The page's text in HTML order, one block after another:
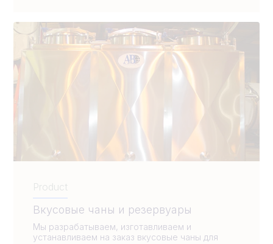
Product
Вкусовые чаны и резервуары
Мы разрабатываем, изготавливаем и
устанавливаем на заказ вкусовые чаны для